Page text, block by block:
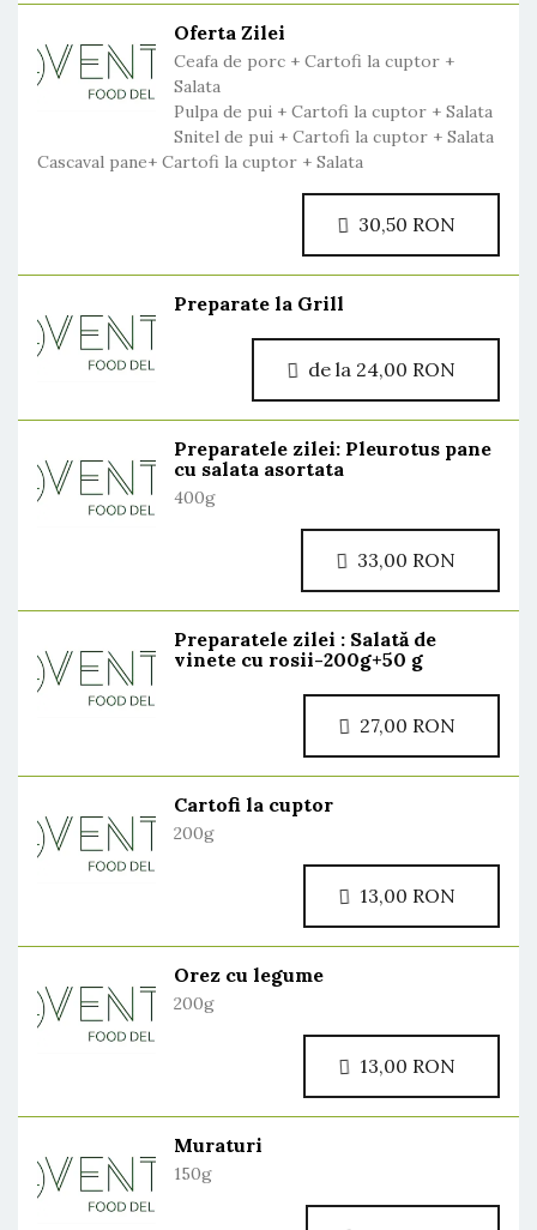
Oferta Zilei
Ceafa de porc + Cartofi la cuptor +
Salata
Pulpa de pui + Cartofi la cuptor + Salata
Snitel de pui + Cartofi la cuptor + Salata
Cascaval pane+ Cartofi la cuptor + Salata
Preparate la Grill
Preparatele zilei: Pleurotus pane
cu salata asortata
400g
Preparatele zilei : Salată de
vinete cu rosii-200g+50 g
Cartofi la cuptor
200g
Orez cu legume
200g
Muraturi
150g